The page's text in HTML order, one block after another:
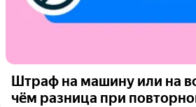
Штраф на машину или на
чём разница при